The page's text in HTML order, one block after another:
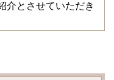
介とさせていただき